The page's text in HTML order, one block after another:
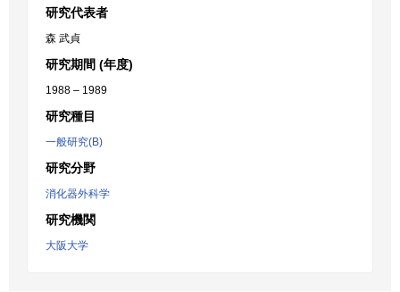
研究代表者
森 武貞
研究期間 (年度)
1988 – 1989
研究種目
一般研究(B)
研究分野
消化器外科学
研究機関
大阪大学